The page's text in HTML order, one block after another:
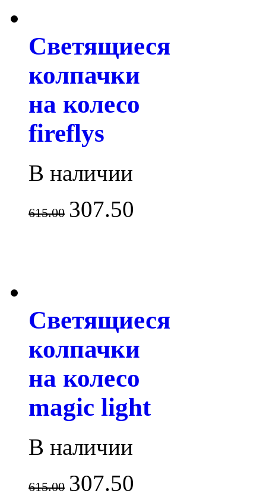
Светящиеся
колпачки
на колесо
fireflys
В наличии
615.00 307.50
Светящиеся
колпачки
на колесо
magic light
В наличии
615.00 307.50